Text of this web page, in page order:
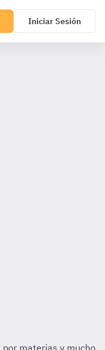
Iniciar Sesión